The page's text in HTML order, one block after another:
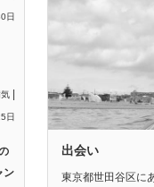
日
日
ン
出会い
東京都世田谷区に